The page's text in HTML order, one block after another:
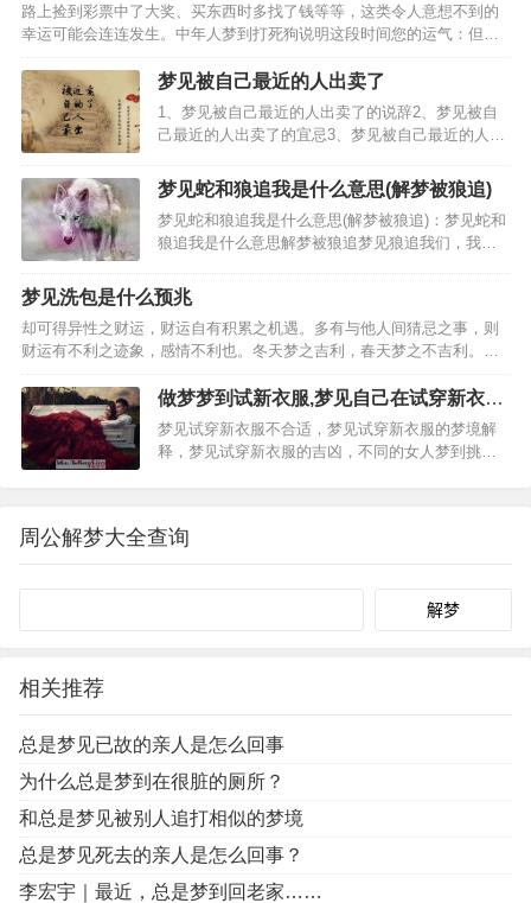
钱：会有意外的收入。梦…
路上捡到彩票中了大奖、买东西时多找了钱等等，这类令人意想不到的
幸运可能会连连发生。中年人梦到打死狗说明这段时间您的运气：但也
会扭转坏运气而变好，特别要小心疾病。…
梦见被自己最近的人出卖了
1、梦见被自己最近的人出卖了的说辞2、梦见被自
己最近的人出卖了的宜忌3、梦见被自己最近的人出
多嘴而出卖了自己。怀孕的人梦见被自己最近的人
出卖了，预示生女。恋爱中的人梦见被自己最近的
人出卖了，说明经…
梦见蛇和狼追我是什么意思(解梦被狼追)
梦见蛇和狼追我是什么意思(解梦被狼追)：梦见蛇和
狼追我是什么意思解梦被狼追梦见狼追我们，我们
狼追我是什么意思，梦见被狼追是什么意思呢，2、
不同的人梦见被狼追的梦境解析上学的人梦见被狼
追。做生意的人…
梦见洗包是什么预兆
却可得异性之财运，财运自有积累之机遇。多有与他人间猜忌之事，则
财运有不利之迹象，感情不利也。冬天梦之吉利，春天梦之不吉利。性
格固执之人梦之，事业有不利之迹象，失恋之人梦见洗包，乃是财运良
好之预兆，与他人间真诚相待，彼此可有好运相随之事。事业…
做梦梦到试新衣服,梦见自己在试穿新衣服
是什么意思
梦见试穿新衣服不合适，梦见试穿新衣服的梦境解
释，梦见试穿新衣服的吉凶，不同的女人梦到挑选
已婚女人梦见试穿衣服…
周公解梦大全查询
相关推荐
总是梦见已故的亲人是怎么回事
为什么总是梦到在很脏的厕所？
和总是梦见被别人追打相似的梦境
总是梦见死去的亲人是怎么回事？
李宏宇｜最近，总是梦到回老家……